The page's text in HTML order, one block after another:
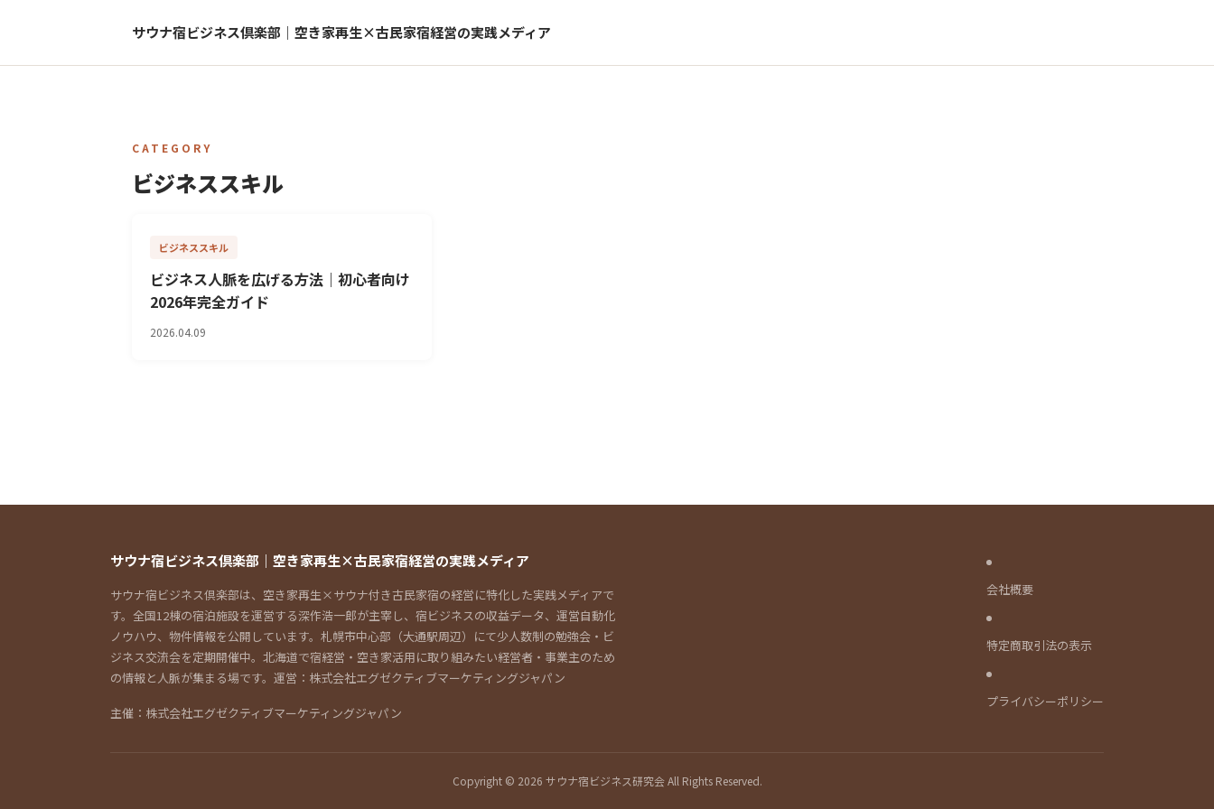
サウナ宿ビジネス倶楽部｜空き家再生×古民家宿経営の実践メディア
CATEGORY
ビジネススキル
ビジネススキル
ビジネス人脈を広げる方法｜初心者向け
2026年完全ガイド
2026.04.09
サウナ宿ビジネス倶楽部｜空き家再生×古民家宿経営の実践メディア
サウナ宿ビジネス倶楽部は、空き家再生×サウナ付き古民家宿の経営に特化した実践メディアで
す。全国12棟の宿泊施設を運営する深作浩一郎が主宰し、宿ビジネスの収益データ、運営自動化
ノウハウ、物件情報を公開しています。札幌市中心部（大通駅周辺）にて少人数制の勉強会・ビ
ジネス交流会を定期開催中。北海道で宿経営・空き家活用に取り組みたい経営者・事業主のため
の情報と人脈が集まる場です。運営：株式会社エグゼクティブマーケティングジャパン
主催：株式会社エグゼクティブマーケティングジャパン
会社概要
特定商取引法の表示
プライバシーポリシー
Copyright © 2026 サウナ宿ビジネス研究会 All Rights Reserved.